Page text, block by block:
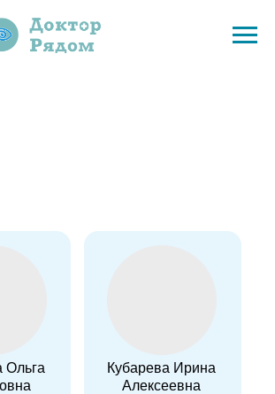
Ольга
Кубарева Ирина
Алексеевна